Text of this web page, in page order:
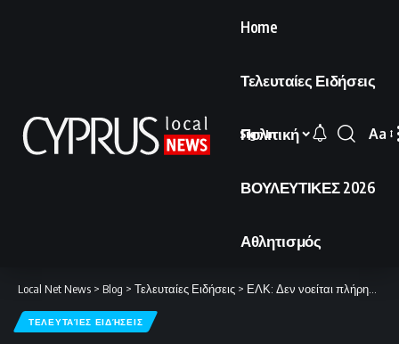
Home
Τελευταίες Ειδήσεις
Πολιτική
ΒΟΥΛΕΥΤΙΚΕΣ 2026
Αθλητισμός
Sign In
Font
Aa
Local Net News > Blog > Τελευταίες Ειδήσεις > ΕΛΚ: Δεν νοείται πλήρης ευρωπαϊκή ολοκλήρωση με την Κύπρο υπό κατοχή.
ΤΕΛΕΥΤΑΊΕΣ ΕΙΔΉΣΕΙΣ